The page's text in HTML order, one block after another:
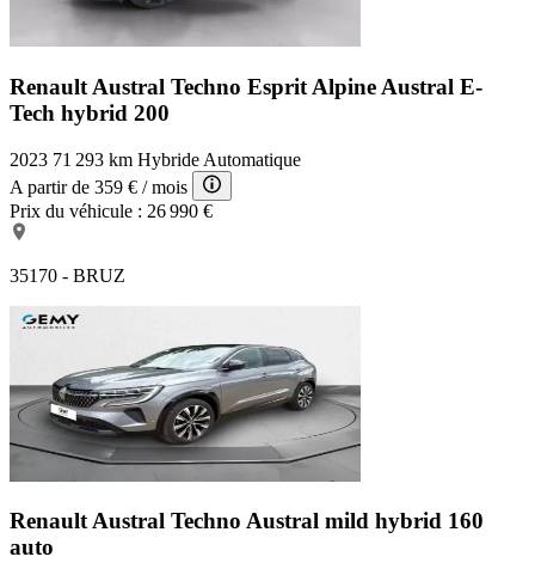
Renault Austral Techno Esprit Alpine Austral E-
Tech hybrid 200
2023 71 293 km Hybride Automatique
A partir de 359 € / mois
Prix du véhicule : 26 990 €
35170 - BRUZ
Renault Austral Techno Austral mild hybrid 160
auto